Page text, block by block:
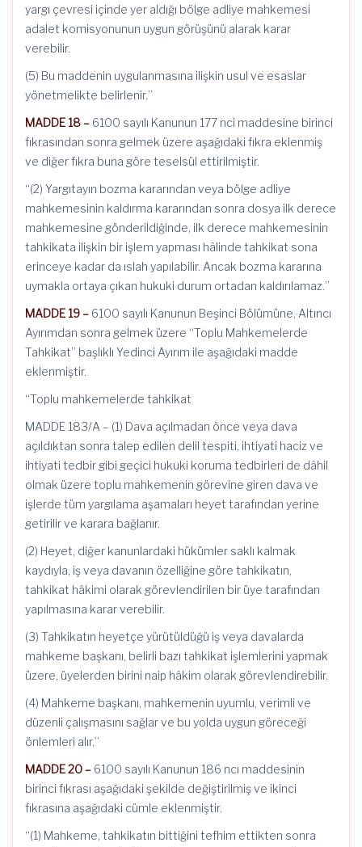
yargı çevresi içinde yer aldığı bölge adliye mahkemesi
adalet komisyonunun uygun görüşünü alarak karar
verebilir.
(5) Bu maddenin uygulanmasına ilişkin usul ve esaslar
yönetmelikte belirlenir.”
MADDE 18 – 6100 sayılı Kanunun 177 nci maddesine birinci
fıkrasından sonra gelmek üzere aşağıdaki fıkra eklenmiş
ve diğer fıkra buna göre teselsül ettirilmiştir.
“(2) Yargıtayın bozma kararından veya bölge adliye
mahkemesinin kaldırma kararından sonra dosya ilk derece
mahkemesine gönderildiğinde, ilk derece mahkemesinin
tahkikata ilişkin bir işlem yapması hâlinde tahkikat sona
erinceye kadar da ıslah yapılabilir. Ancak bozma kararına
uymakla ortaya çıkan hukuki durum ortadan kaldırılamaz.”
MADDE 19 – 6100 sayılı Kanunun Beşinci Bölümüne, Altıncı
Ayırımdan sonra gelmek üzere “Toplu Mahkemelerde
Tahkikat” başlıklı Yedinci Ayırım ile aşağıdaki madde
eklenmiştir.
“Toplu mahkemelerde tahkikat
MADDE 183/A – (1) Dava açılmadan önce veya dava
açıldıktan sonra talep edilen delil tespiti, ihtiyati haciz ve
ihtiyati tedbir gibi geçici hukuki koruma tedbirleri de dâhil
olmak üzere toplu mahkemenin görevine giren dava ve
işlerde tüm yargılama aşamaları heyet tarafından yerine
getirilir ve karara bağlanır.
(2) Heyet, diğer kanunlardaki hükümler saklı kalmak
kaydıyla, iş veya davanın özelliğine göre tahkikatın,
tahkikat hâkimi olarak görevlendirilen bir üye tarafından
yapılmasına karar verebilir.
(3) Tahkikatın heyetçe yürütüldüğü iş veya davalarda
mahkeme başkanı, belirli bazı tahkikat işlemlerini yapmak
üzere, üyelerden birini naip hâkim olarak görevlendirebilir.
(4) Mahkeme başkanı, mahkemenin uyumlu, verimli ve
düzenli çalışmasını sağlar ve bu yolda uygun göreceği
önlemleri alır.”
MADDE 20 – 6100 sayılı Kanunun 186 ncı maddesinin
birinci fıkrası aşağıdaki şekilde değiştirilmiş ve ikinci
fıkrasına aşağıdaki cümle eklenmiştir.
“(1) Mahkeme, tahkikatın bittiğini tefhim ettikten sonra